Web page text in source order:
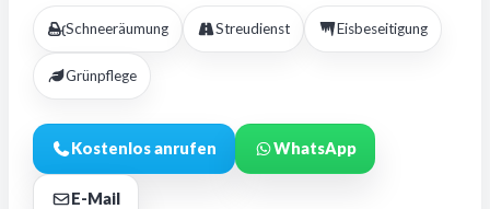
Schneeräumung Streudienst Eisbeseitigung
Grünpflege
Kostenlos anrufen WhatsApp
E-Mail